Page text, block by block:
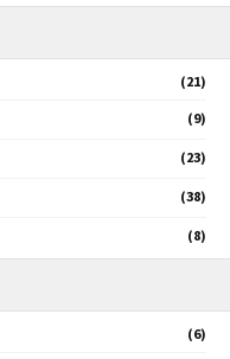
(21)
(9)
(23)
(38)
(8)
(6)